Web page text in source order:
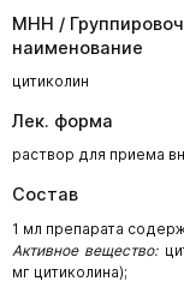
МНН /
наименование
цитиколин
Лек. форма
раствор для приема
Состав
1 мл препарата
Активное вещество:
мг цитиколина);